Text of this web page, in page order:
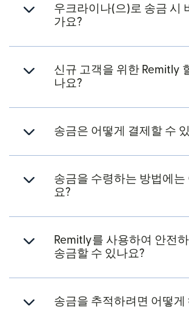
우크라이나(으)로 송금 시
가요?
신규 고객을 위한 Remitly
나요?
송금은 어떻게 결제할 수
송금을 수령하는 방법에는
요?
Remitly를 사용하여 안전
송금할 수 있나요?
송금을 추적하려면 어떻게